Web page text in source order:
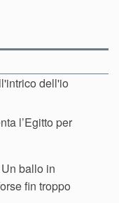
dell'io
l’Egitto per
ballo in
fin troppo